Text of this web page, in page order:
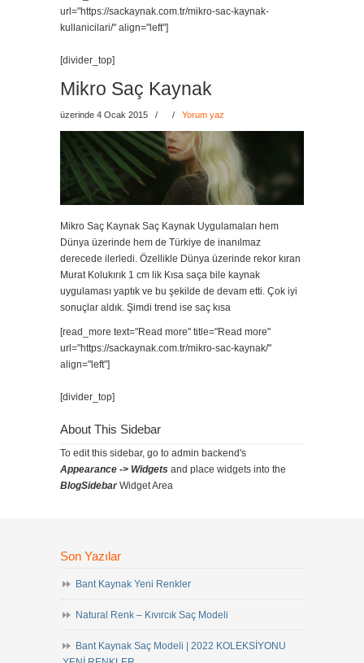
url="https://sackaynak.com.tr/mikro-sac-kaynak-
kullanicilari/" align="left"]
[divider_top]
Mikro Saç Kaynak
üzerinde 4 Ocak 2015 / / Yorum yaz
Mikro Saç Kaynak Saç Kaynak Uygulamaları hem
Dünya üzerinde hem de Türkiye de inanılmaz
derecede ilerledi. Özellikle Dünya üzerinde rekor kıran
Murat Kolukırık 1 cm lik Kısa saça bile kaynak
uygulaması yaptık ve bu şekilde de devam etti. Çok iyi
sonuçlar aldık. Şimdi trend ise saç kısa
[read_more text="Read more" title="Read more"
url="https://sackaynak.com.tr/mikro-sac-kaynak/"
align="left"]
[divider_top]
About This Sidebar
To edit this sidebar, go to admin backend's
Appearance -> Widgets and place widgets into the
BlogSidebarWidget Area
Son Yazılar
Bant Kaynak Yeni Renkler
Natural Renk – Kıvırcık Saç Modeli
Bant Kaynak Saç Modeli | 2022 KOLEKSİYONU